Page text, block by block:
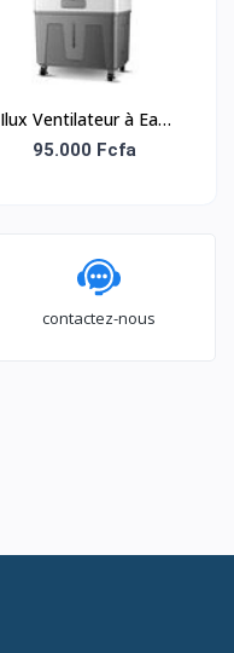
Ilux Ventilateur à Eau
Refroidisseur - LX-1145-
95.000 Fcfa
contactez-nous